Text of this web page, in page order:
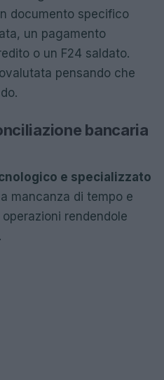
documento specifico
un pagamento
o un F24 saldato.
pensando che
bancaria
e specializzato
mancanza di tempo e
rendendole